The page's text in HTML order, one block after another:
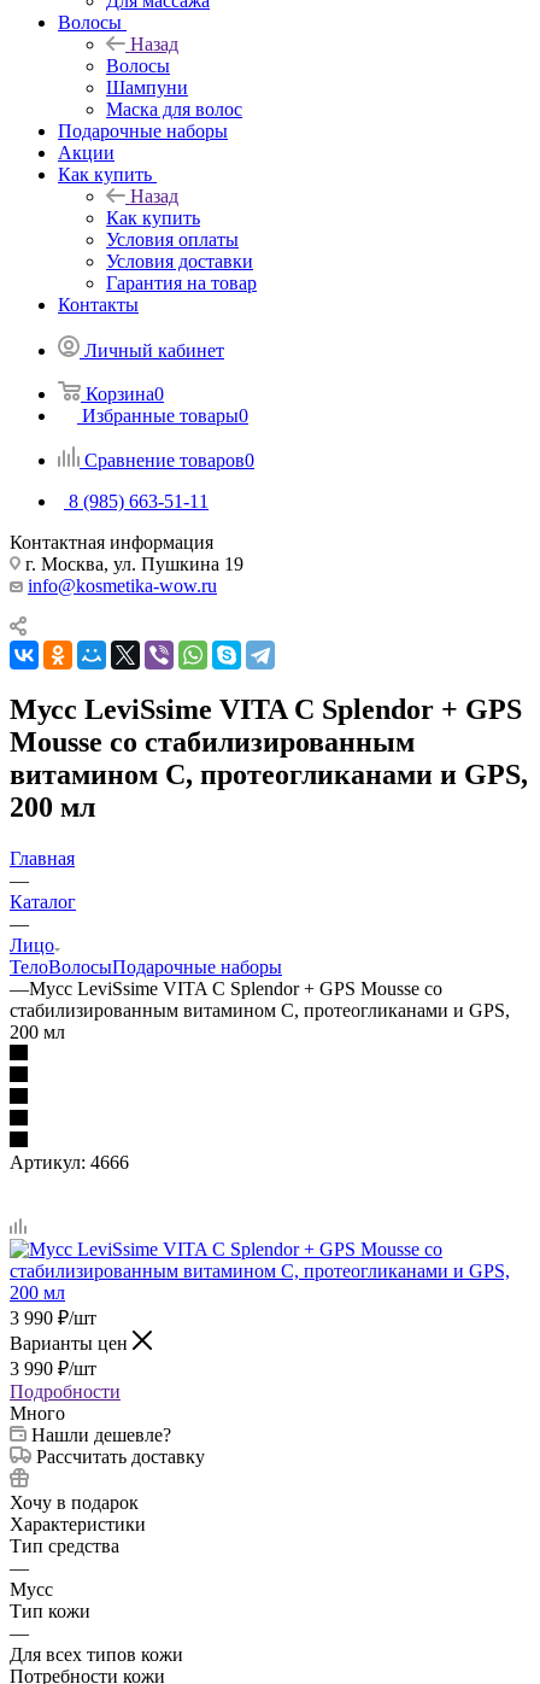
Волосы
Назад
Волосы
Шампуни
Маска для волос
Подарочные наборы
Акции
Как купить
Назад
Как купить
Условия оплаты
Условия доставки
Гарантия на товар
Контакты
Личный кабинет
Корзина0
Избранные товары0
Сравнение товаров0
8 (985) 663-51-11
Контактная информация
г. Москва, ул. Пушкина 19
info@kosmetika-wow.ru
Мусс LeviSsime VITA C Splendor + GPS
Mousse со стабилизированным
витамином С, протеогликанами и GPS,
200 мл
Главная
—
Каталог
—
Лицо
ТелоВолосыПодарочные наборы
—Мусс LeviSsime VITA C Splendor + GPS Mousse со
стабилизированным витамином С, протеогликанами и GPS,
200 мл
Артикул: 4666
3 990 ₽/шт
Варианты цен
3 990 ₽/шт
Подробности
Много
Нашли дешевле?
Рассчитать доставку
Хочу в подарок
Характеристики
Тип средства
—
Мусс
Тип кожи
—
Для всех типов кожи
Потребности кожи